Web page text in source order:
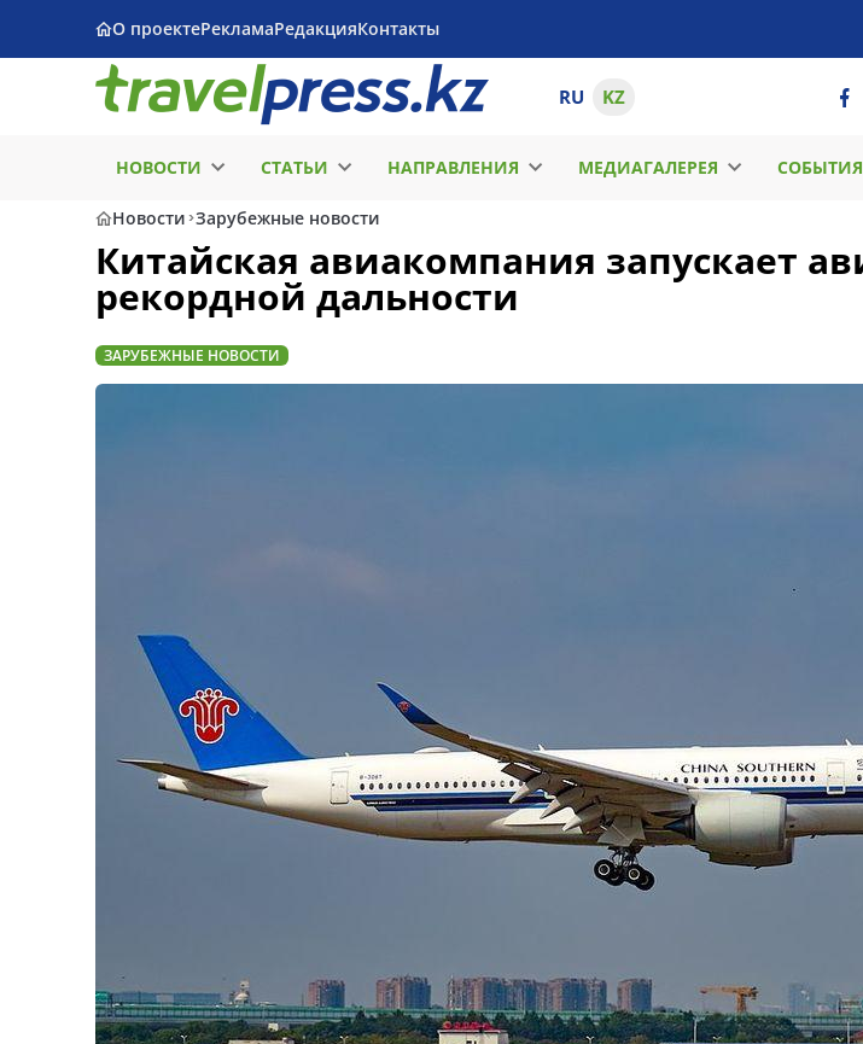
О проектеРекламаРедакцияКонтакты
RU KZ
НОВОСТИ СТАТЬИ НАПРАВЛЕНИЯ МЕДИАГАЛЕРЕЯ СОБЫТИЯ
Новости Зарубежные новости
Китайская авиакомпания запускает
рекордной дальности
ЗАРУБЕЖНЫЕ НОВОСТИ